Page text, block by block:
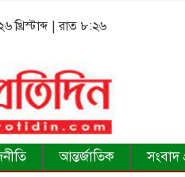
| রাত ৮:২৬
আন্তর্জাতিক সংবাদ